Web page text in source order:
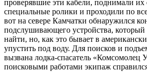
проверявшие эти кабели, поднимали их
специальные ролики и проходили по
вот на севере Камчатки обнаружился
подслушивающего устройства, который
найти, но, как это бывает в
упустить под воду. Для поисков и
вызвана лодка-спасатель «Комсомолец
поисковыми работами экипаж